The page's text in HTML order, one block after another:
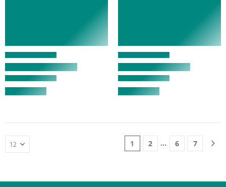
1 2 … 6 7